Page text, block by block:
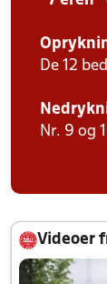
De 12
Nr. 9 og
Videoer